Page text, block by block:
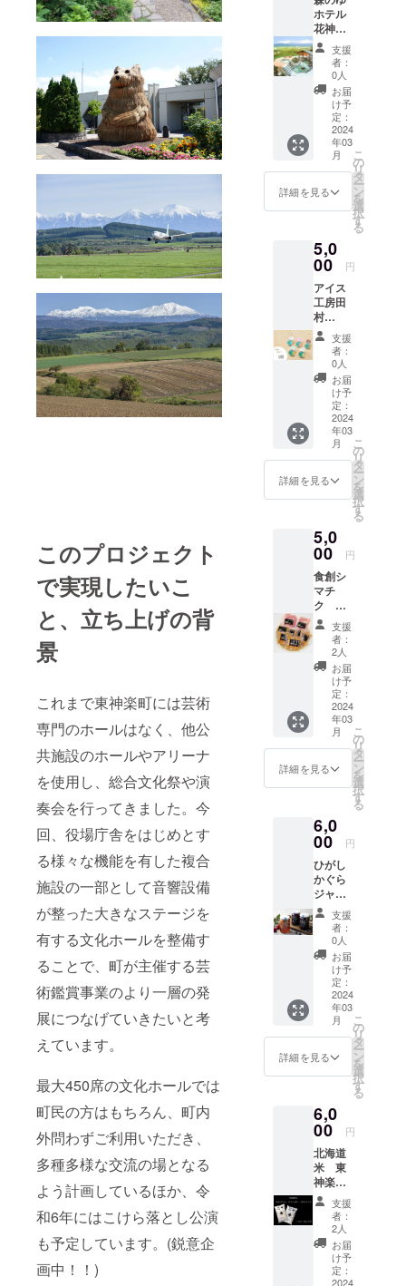
このプロジェクト
で実現したいこ
と、立ち上げの背
景
これまで東神楽町には芸術
専門のホールはなく、他公
共施設のホールやアリーナ
を使用し、総合文化祭や演
奏会を行ってきました。今
回、役場庁舎をはじめとす
る様々な機能を有した複合
施設の一部として音響設備
が整った大きなステージを
有する文化ホールを整備す
ることで、町が主催する芸
術鑑賞事業のより一層の発
展につなげていきたいと考
えています。
最大450席の文化ホールでは
町民の方はもちろん、町内
外問わずご利用いただき、
多種多様な交流の場となる
よう計画しているほか、令
和6年にはこけら落とし公演
も予定しています。(鋭意企
画中！！)
なって
いま
す。 ※
発送時
期に関
しまし
ては混
み具合
により
若干の
変動が
ありま
お礼の
品・配
問い合
わせ
は、
（（株
）柳
沼：
0120-
016-
683）ま
でお願
いしま
す。 以
下、お
米各種
類の説
りま
す。
か】 北
海道の
最上級
ブラン
ド米。
首都圏
などで
も大人
気のお
米で
す。 食
味ラン
キング
「特A」
の最高
受けた
食味の
魅力。
炊き上
がりは
柔らか
さ、つ
やとも
に抜群
で、甘
みが強
いのも
特徴で
す。 冷
めても
硬くな
らない
ため、
お弁当
やおに
ぎりに
め。 美
味しい
と評判
のお米
です。
【なな
つぼ
し】 平
成13年
デ
ビュー
の「な
なつぼ
可能。
※備考欄
に希望
する
カップ
アイス3
つを記
入くだ
さい。
例（各1
個の場
合）バ
ニラ、
例（同
じ種類
選ぶ場
合）バ
ニラ2
個、ペ
ポナッ
ツ1個 ※
発送時
期に関
しまし
ては混
み具合
により
変動が
ありま
発送に
関する
お問い
合わせ
は東神
楽大学
（TEL
：050-
8885-
9373）
にお願
いしま
す。 ※
原材料
及び添
の食品
表示は
ラベル
に表記
されま
す。商
品開封
前には
必ずお
届けの
リター
ン品に
貼付さ
れたラ
ベルや
注意書
きをご
ださ
い。
からこ
だわり
を》
「田村
牧場」
では、
おいし
い牛乳
づくり
へ取り
組むた
め、素
材から
産のお
米をお
届けし
ます！
株式会
社柳沼
の四段
精米、
「ゆめ
ぴり
か」
「なな
つぼ
や」い
ずれか
のブラ
ンドの
お米、
使い切
りに便
利な2㎏
×1袋、
森の
ゆ ホ
テル花
神楽の
入浴券1
枚を
セット
でお届
種類か
ら選択
できま
す。 ※
こちら
は東神
楽町、
東川
町、旭
川市在
住の方
のみ支
援可能
となっ
ていま
入浴券
利用期
限 2024
り1年間
※発送時
期に関
しまし
ては混
み具合
により
若干の
変動が
ありま
す。 ※
お礼の
（米）
・配送
るお問
い合わ
）柳
沼：
0120-
016-
683）ま
でお願
いしま
す。 以
下、お
米各種
類の説
明にな
ホテル
花神
楽 入
浴券（2
枚）
「森の
ゆホテ
ル花神
楽」
は、旭
川空港
から車
で15
分、旭
山動物
20分、
美瑛の
丘から
35分な
ど、立
地に恵
まれた
ホテル
です。
道北の
観光の
拠点と
して、
温泉や
観光を
お楽し
みくだ
泉を満
喫しよ
う! 露天
ぶろや
広々と
した温
泉で、
舞い散
る雪を
眺めな
がら、
ゆった
りと流
れゆく
時間を
ご堪能
くださ
分にご
満喫く
ませ。
■リター
ン内容
ホテル
花神
楽 入
浴券（2
枚組）
■利用期
限 2024
年3月よ
り1年間
支援
者：
0人
お届
け予
定：
2024
年03
月
詳細を見る
こ
の
リ
タ
ー
ン
を
選
択
す
る
5,0
00 円
アイス
工房田
村
ファー
ム
カップ
アイス
（5個）
アイス
工房田
ファー
ムの
カップ
アイ
ス、
ク」
「イチ
ゴ」
「チョ
コ」
「ペポ
ナッ
ツ」
「バニ
ラ」の5
種類
を、 各
種1個ず
つ、計5
個の
セット
でお届
期に関
しまし
ては混
み具合
により
若干の
変動が
ありま
す。 ※
商品、
発送に
関する
お問い
合わせ
は東神
楽大学
（TEL
にお願
いしま
す。 ※
原材料
及び添
加物等
の食品
表示は
お届け
商品の
ラベル
に表記
支援
者：
0人
お届
け予
定：
2024
年03
月
詳細を見る
こ
の
リ
タ
ー
ン
を
選
択
す
る
5,0
00 円
食創シ
マチ
ク 北
海道産
豚ベー
コンと3
種ソー
セージ
（１
セッ
ト） 原
料は北
海道産
にこだ
わり、
ベーコ
ソー
セージ
も丁寧
に作り
まし
た。 北
海道の
美味し
さを存
分に味
わって
頂けれ
ばと思
いま
す。
【北海
道産豚
海道産
豚バラ
肉を原
料と
し、丁
寧に塩
漬け・
熟成し
て桜の
スモー
クチッ
プで燻
支援
者：
2人
お届
け予
定：
2024
年03
月
詳細を見る
こ
の
リ
タ
ー
ン
を
選
択
す
る
6,0
00 円
ひがし
かぐら
ジャム
（１
瓶） 東
神楽
産、北
海道産
の果実
と甜菜
糖だけ
でつ
くっ
た、や
さしい
甘味が
ジャ
ム。 果
実のか
たちを
まるご
と残し
まし
た。
たっぷ
り楽し
めるよ
う大容
支援
者：
0人
お届
け予
定：
2024
年03
月
詳細を見る
こ
の
リ
タ
ー
ン
を
選
択
す
る
6,0
00 円
北海道
米 東
神楽町
産のお
米（2㎏
×2袋）
令和５
年産の
お米を
支援
者：
2人
お届
け予
定：
2024